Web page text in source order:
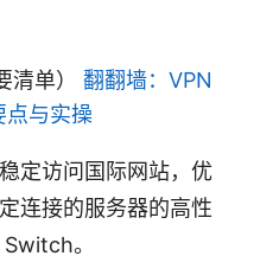
清单） 翻翻墙：VPN
点与实操
定访问国际网站，优
连接的服务器的高性
。